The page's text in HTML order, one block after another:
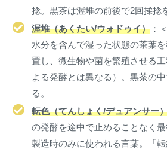
捻。黒茶は渥堆の前後で2回揉捻
渥堆（あくたい/ウォドゥイ）：
水分を含んで湿った状態の茶葉
置し、微生物や菌を繁殖させる
よる発酵とは異なる）。黒茶の
る。
転色（てんしょく/デュアンサー
の発酵を途中で止めることなく
製造時のみに使われる言葉。「転